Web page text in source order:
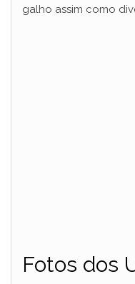
galho assim como
Fotos dos